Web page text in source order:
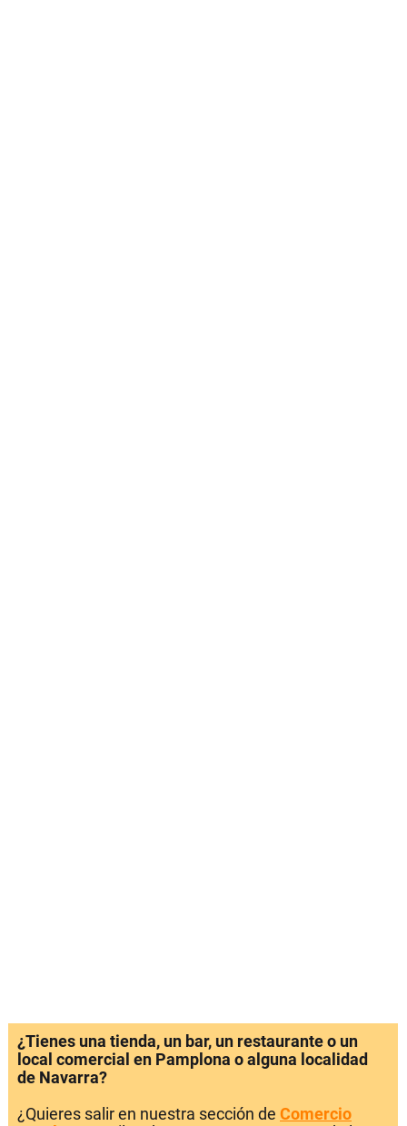
¿Tienes una tienda, un bar, un restaurante o un
local comercial en Pamplona o alguna localidad
de Navarra?
¿Quieres salir en nuestra sección de Comercio